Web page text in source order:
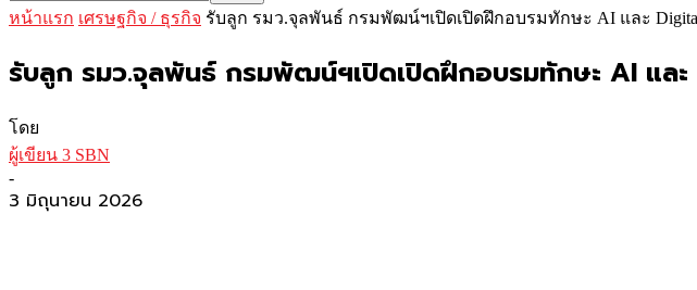
หน้าแรก เศรษฐกิจ / ธุรกิจ รับลูก รมว.จุลพันธ์ กรมพัฒน์ฯเปิดเปิดฝึกอบรมทักษะ AI และ
รับลูก รมว.จุลพันธ์ กรมพัฒน์ฯเปิดเปิดฝึกอบรมทักษะ AI แล
โดย
ผู้เขียน 3 SBN
-
3 มิถุนายน 2026